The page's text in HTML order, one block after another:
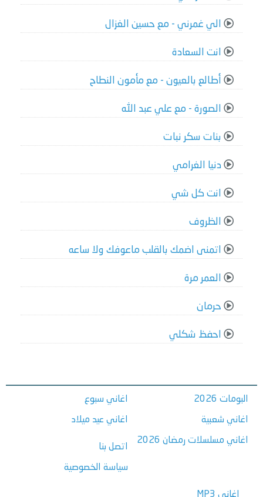
الي غمرني - مع حسين الغزال
انت السعادة
أطالع بالعيون - مع مأمون النطاح
الصورة - مع علي عبد الله
بنات سكر نبات
دنيا الغرامي
انت كل شي
الظروف
اتمنى اضمك بالقلب ماعوفك ولا ساعه
العمر مرة
حرمان
احفظ شكلي
البومات 2026
اغاني شعبية
اغاني مسلسلات رمضان 2026
اغاني سبوع
اغاني عيد ميلاد
اتصل بنا
سياسة الخصوصية
اغاني MP3